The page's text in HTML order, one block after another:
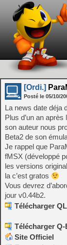
[Ordi.]
Posté le 05/10/
La news date déja
Plus d’un an
son auteur nous
Beta2 de son
Je rappel que
fMSX (développé
les versions
la c’est gratos
Vous devrez
jour v0.44b2.
Télécharger
Télécharger Q-
Site Officiel